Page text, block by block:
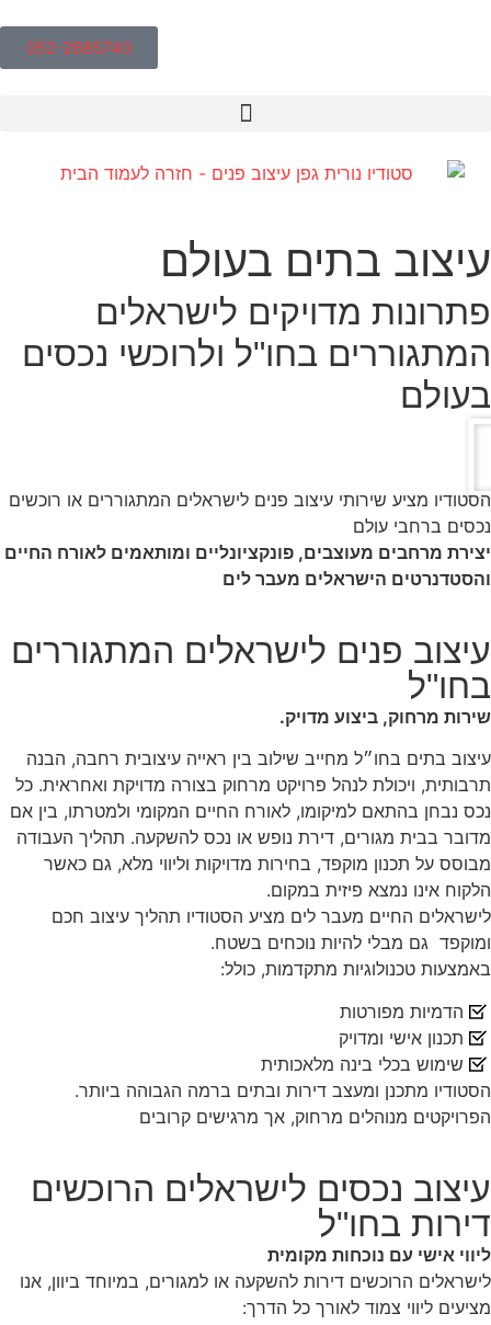
052-2685740
עיצוב בתים בעולם
פתרונות מדויקים לישראלים
המתגוררים בחו"ל ולרוכשי נכסים
בעולם
הסטודיו מציע שירותי עיצוב פנים לישראלים המתגוררים או רוכשים
נכסים ברחבי עולם
יצירת מרחבים מעוצבים, פונקציונליים ומותאמים לאורח החיים
והסטדנרטים הישראלים מעבר לים
עיצוב פנים לישראלים המתגוררים
בחו"ל
שירות מרחוק, ביצוע מדויק.
עיצוב בתים בחו״ל מחייב שילוב בין ראייה עיצובית רחבה, הבנה
תרבותית, ויכולת לנהל פרויקט מרחוק בצורה מדויקת ואחראית. כל
נכס נבחן בהתאם למיקומו, לאורח החיים המקומי ולמטרתו, בין אם
מדובר בבית מגורים, דירת נופש או נכס להשקעה. תהליך העבודה
מבוסס על תכנון מוקפד, בחירות מדויקות וליווי מלא, גם כאשר
הלקוח אינו נמצא פיזית במקום.
לישראלים החיים מעבר לים מציע הסטודיו תהליך עיצוב חכם
ומוקפד גם מבלי להיות נוכחים בשטח.
באמצעות טכנולוגיות מתקדמות, כולל:
הדמיות מפורטות
תכנון אישי ומדויק
שימוש בכלי בינה מלאכותית
הסטודיו מתכנן ומעצב דירות ובתים ברמה הגבוהה ביותר.
הפרויקטים מנוהלים מרחוק, אך מרגישים קרובים
עיצוב נכסים לישראלים הרוכשים
דירות בחו"ל
ליווי אישי עם נוכחות מקומית
לישראלים הרוכשים דירות להשקעה או למגורים, במיוחד ביוון, אנו
מציעים ליווי צמוד לאורך כל הדרך: